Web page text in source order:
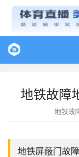
地铁故障
地铁故
地铁屏蔽门故